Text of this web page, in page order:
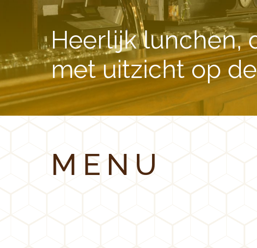
Heerlijk lunchen,
met uitzicht op
MENU